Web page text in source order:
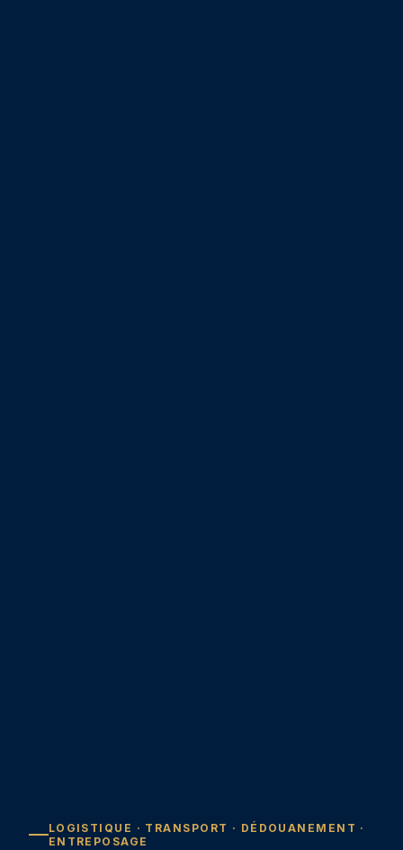
LOGISTIQUE · TRANSPORT · DÉDOUANEMENT ·
ENTREPOSAGE